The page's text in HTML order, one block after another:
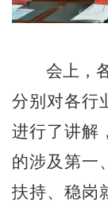
会上，
分别对各行
进行了讲解
的涉及第一
扶持、稳岗